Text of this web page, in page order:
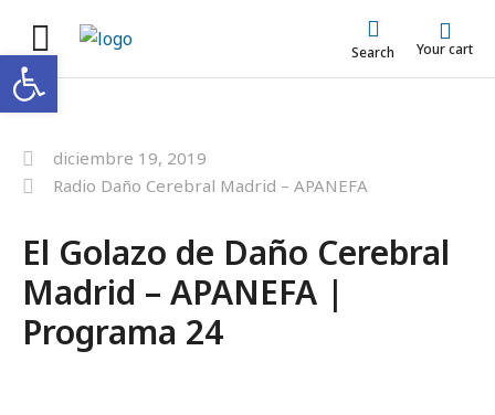
Abrir barra de herramientas Search Your cart
diciembre 19, 2019
Radio Daño Cerebral Madrid – APANEFA
El Golazo de Daño Cerebral
Madrid – APANEFA |
Programa 24